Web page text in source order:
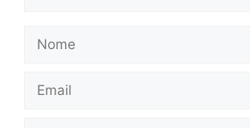
Nome
Email